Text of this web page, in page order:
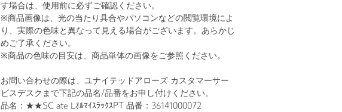
す場合は、使用前に必ずご確認ください。
※商品画像は、光の当たり具合やパソコンなどの閲覧環境によ
り、実際の色味と異なって見える場合がございます。あらかじ
めご了承ください。
※商品の色味の目安は、商品単体の画像をご参照ください。
お問い合わせの際は、ユナイテッドアローズ カスタマーサー
ビスデスクまで下記の品名/品番をお申し付けください。
品名：★★SC ate LｵﾙﾏｲｽﾗｯｸｽPT 品番：36141000072